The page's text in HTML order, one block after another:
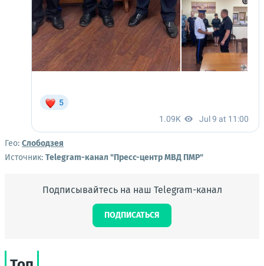
Гео: Слободзея
Источник: Telegram-канал "Пресс-центр МВД ПМР"
Подписывайтесь на наш Telegram-канал
ПОДПИСАТЬСЯ